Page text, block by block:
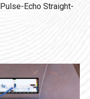
Echo Straight-